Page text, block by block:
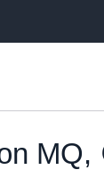
MQ,